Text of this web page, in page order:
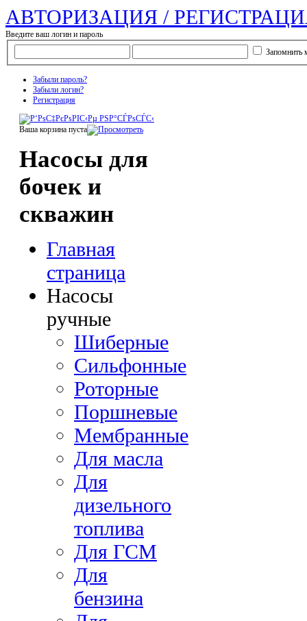
АВТОРИЗАЦИЯ /
Введите ваш логин и пароль
Запомнить
Забыли пароль?
Забыли логин?
Регистрация
Ваша корзина пуста
Насосы для
бочек и
скважин
Главная
страница
Насосы
ручные
Шиберные
Сильфонные
Роторные
Поршневые
Мембранные
Для масла
Для
дизельного
топлива
Для ГСМ
Для
бензина